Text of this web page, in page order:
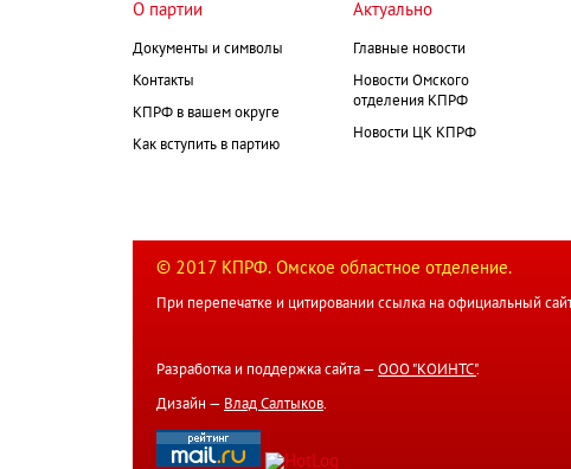
О партии
Документы и символы
Контакты
КПРФ в вашем округе
Как вступить в партию
Актуально
Главные новости
Новости Омского
отделения КПРФ
Новости ЦК КПРФ
© 2017 КПРФ. Омское областное отделение.
При перепечатке и цитировании ссылка на официальный
Разработка и поддержка сайта — ООО "КОИНТС".
Дизайн — Влад Салтыков.